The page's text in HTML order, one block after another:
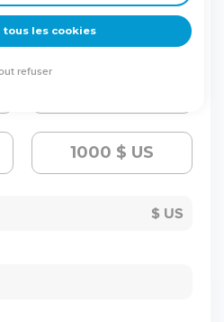
50
1000 $ US
tous les cookies
refuser